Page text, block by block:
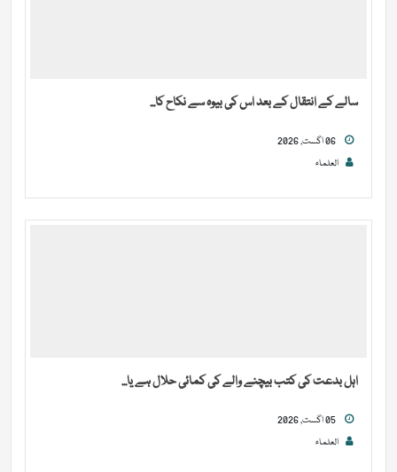
سالے کے انتقال کے بعد اس کی بیوہ سے نکاح کا...
العلماء
اہل بدعت کی کتب بیچنے والے کی کمائی حلال ہے یا...
العلماء